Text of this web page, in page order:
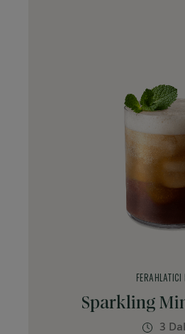
Sparkling
FERAHLATICI
3